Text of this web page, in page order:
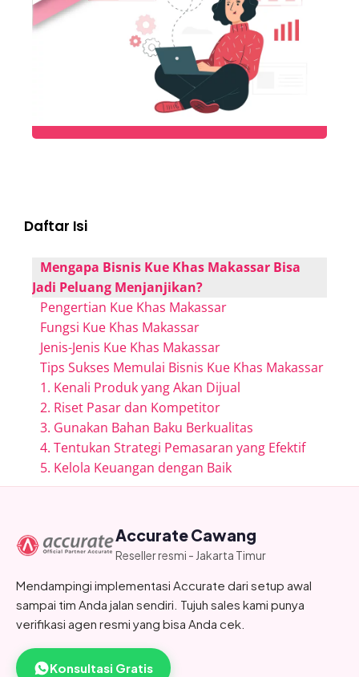
Daftar Isi
Mengapa Bisnis Kue Khas Makassar Bisa
Jadi Peluang Menjanjikan?
Pengertian Kue Khas Makassar
Fungsi Kue Khas Makassar
Jenis-Jenis Kue Khas Makassar
Tips Sukses Memulai Bisnis Kue Khas Makassar
1. Kenali Produk yang Akan Dijual
2. Riset Pasar dan Kompetitor
3. Gunakan Bahan Baku Berkualitas
4. Tentukan Strategi Pemasaran yang Efektif
5. Kelola Keuangan dengan Baik
Accurate Cawang
Reseller resmi - Jakarta Timur
Mendampingi implementasi Accurate dari setup awal
sampai tim Anda jalan sendiri. Tujuh sales kami punya
verifikasi agen resmi yang bisa Anda cek.
Konsultasi Gratis